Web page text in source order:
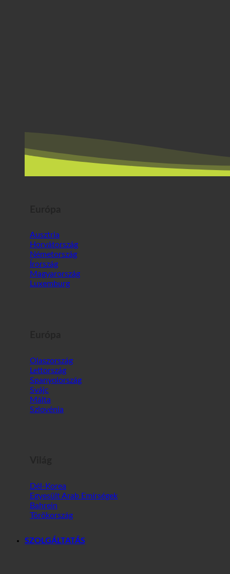
Ausztria
Horvátország
Németország
Írország
Magyarország
Luxemburg
Olaszország
Lettország
Spanyolország
Svájc
Málta
Szlovénia
Dél-Korea
Egyesült Arab Emírségek
Bahrein
Törökország
SZOLGÁLTATÁS